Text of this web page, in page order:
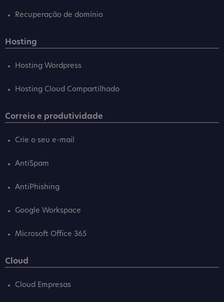
Recuperação de domínio
Hosting
Hosting Wordpress
Hosting Cloud Compartilhado
Correio e produtividade
Crie o seu e-mail
AntiSpam
AntiPhishing
Google Workspace
Microsoft Office 365
Cloud
Cloud Empresas